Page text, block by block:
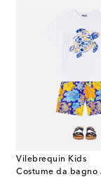
Vilebrequin Kids